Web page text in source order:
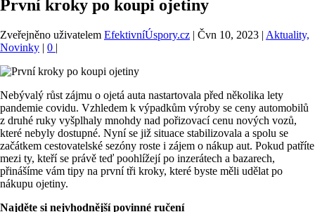
První kroky po koupi ojetiny
Zveřejněno uživatelem EfektivníÚspory.cz | Čvn 10, 2023 | Aktuality,
Novinky | 0 |
Nebývalý růst zájmu o ojetá auta nastartovala před několika lety
pandemie covidu. Vzhledem k výpadkům výroby se ceny automobilů
z druhé ruky vyšplhaly mnohdy nad pořizovací cenu nových vozů,
které nebyly dostupné. Nyní se již situace stabilizovala a spolu se
začátkem cestovatelské sezóny roste i zájem o nákup aut. Pokud patříte
mezi ty, kteří se právě teď poohlížejí po inzerátech a bazarech,
přinášíme vám tipy na první tři kroky, které byste měli udělat po
nákupu ojetiny.
Najděte si nejvhodnější povinné ručení